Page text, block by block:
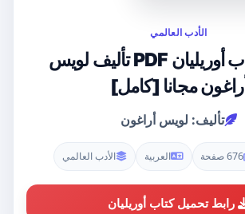
الأدب العالمي
تحميل كتاب أوريليان PDF تأليف لويس
أراغون مجانا [كامل]
تأليف: لويس أراغون
676 صفحة العربية الأدب العالمي
رابط تحميل كتاب أوريليان